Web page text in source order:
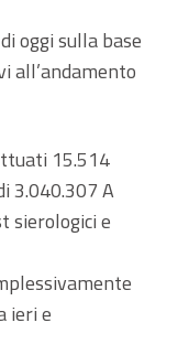
oggi sulla base
all’andamento
15.514
3.040.307 A
sierologici e
ieri e